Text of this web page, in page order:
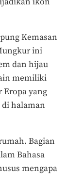
Kemasan
ini
dan hijau
memiliki
Eropa yang
halaman
Bagian
Bahasa
mengapa